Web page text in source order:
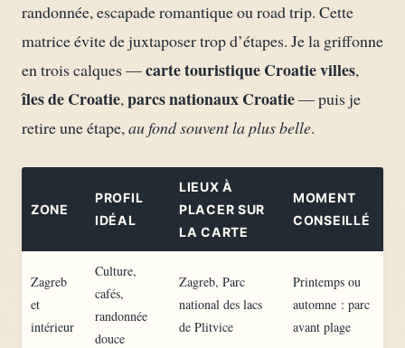
randonnée, escapade romantique ou road trip. Cette
matrice évite de juxtaposer trop d’étapes. Je la griffonne
en trois calques —carte touristique Croatie villes,
îles de Croatie,parcs nationaux Croatie— puis je
retire une étape,au fond souvent la plus belle.
ZONE
PROFIL
IDÉAL
LIEUX À
PLACER SUR
LA CARTE
MOMENT
CONSEILLÉ
Zagreb
et
intérieur
Culture,
cafés,
randonnée
douce
Zagreb, Parc
national des lacs
de Plitvice
Printemps ou
automne : parc
avant plage